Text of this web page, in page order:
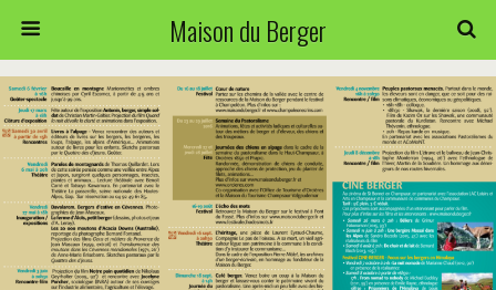
Maison du Berger